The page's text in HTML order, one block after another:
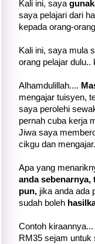
Kali ini, saya
saya pelajari dari
kepada orang-
Kali ini, saya mula
orang pelajar dulu..
Alhamdulillah....
mengajar tuisyen,
saya perolehi
pernah cuba kerja
Jiwa saya
cikgu dan
Apa yang
anda
pun, jika anda ada
sudah boleh
Contoh
RM35 sejam untuk